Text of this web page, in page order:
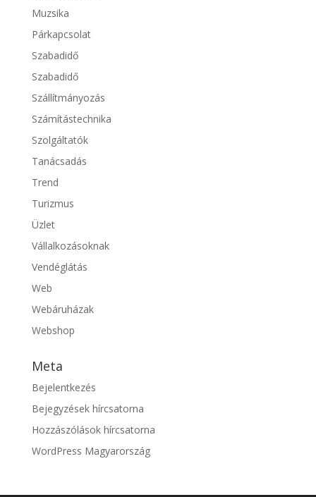
Muzsika
Párkapcsolat
Szabadidő
Szabadidő
Szállítmányozás
Számítástechnika
Szolgáltatók
Tanácsadás
Trend
Turizmus
Üzlet
Vállalkozásoknak
Vendéglátás
Web
Webáruházak
Webshop
Meta
Bejelentkezés
Bejegyzések hírcsatorna
Hozzászólások hírcsatorna
WordPress Magyarország